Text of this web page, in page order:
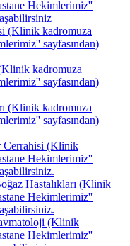
Hekimlerimiz''
(Klinik kadromuza
sayfasından)
kadromuza
sayfasından)
(Klinik kadromuza
sayfasından)
Cerrahisi (Klinik
Hekimlerimiz''
Hastalıkları (Klinik
Hekimlerimiz''
(Klinik
Hekimlerimiz''